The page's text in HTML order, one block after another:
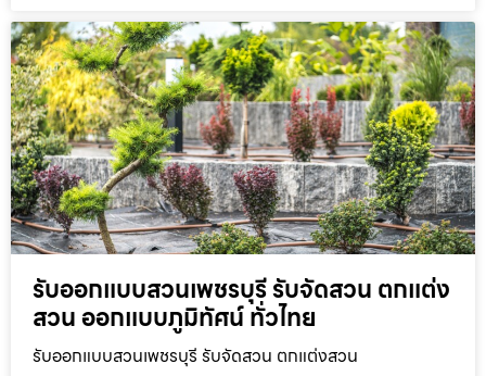
รับออกแบบสวนเพชรบุรี รับจัดสวน ตกแต่ง
สวน ออกแบบภูมิทัศน์ ทั่วไทย
รับออกแบบสวนเพชรบุรี รับจัดสวน ตกแต่งสวน